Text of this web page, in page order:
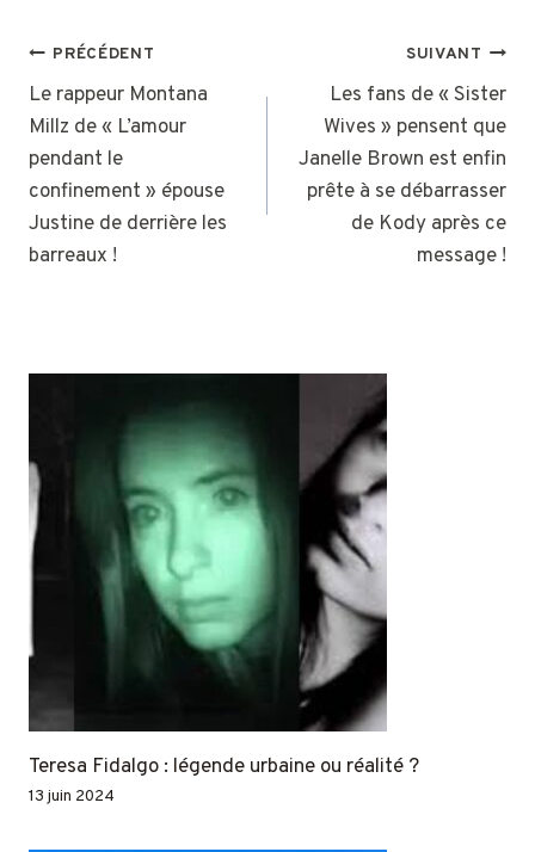
NAVIGATION
DE
L’ARTICLE
PRÉCÉDENT
Le rappeur Montana
Millz de « L’amour
pendant le
confinement » épouse
Justine de derrière les
barreaux !
SUIVANT
Les fans de « Sister
Wives » pensent que
Janelle Brown est enfin
prête à se débarrasser
de Kody après ce
message !
Teresa Fidalgo : légende urbaine ou réalité ?
13 juin 2024